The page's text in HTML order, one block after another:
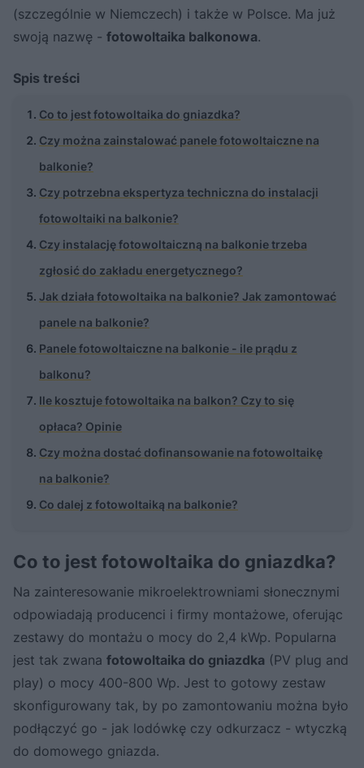
(szczególnie w Niemczech) i także w Polsce. Ma już
swoją nazwę - fotowoltaika balkonowa.
Spis treści
Co to jest fotowoltaika do gniazdka?
Czy można zainstalować panele fotowoltaiczne na
balkonie?
Czy potrzebna ekspertyza techniczna do instalacji
fotowoltaiki na balkonie?
Czy instalację fotowoltaiczną na balkonie trzeba
zgłosić do zakładu energetycznego?
Jak działa fotowoltaika na balkonie? Jak zamontować
panele na balkonie?
Panele fotowoltaiczne na balkonie - ile prądu z
balkonu?
Ile kosztuje fotowoltaika na balkon? Czy to się
opłaca? Opinie
Czy można dostać dofinansowanie na fotowoltaikę
na balkonie?
Co dalej z fotowoltaiką na balkonie?
Co to jest fotowoltaika do gniazdka?
Na zainteresowanie mikroelektrowniami słonecznymi
odpowiadają producenci i firmy montażowe, oferując
zestawy do montażu o mocy do 2,4 kWp. Popularna
jest tak zwana fotowoltaika do gniazdka (PV plug and
play) o mocy 400-800 Wp. Jest to gotowy zestaw
skonfigurowany tak, by po zamontowaniu można było
podłączyć go - jak lodówkę czy odkurzacz - wtyczką
do domowego gniazda.